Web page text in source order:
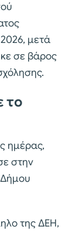
μετά
σε βάρος
το
ημέρας,
στην
Δήμου
της ΔΕΗ,